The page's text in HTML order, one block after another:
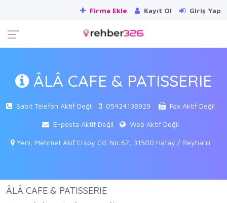
Firma Ekle Kayıt Ol Giriş Yap
ÂLÂ CAFE & PATISSERIE
Sabit Telefon Aktif Değil 05424138929 Fax Aktif Değil
E-posta Aktif Değil Web Aktif Değil
Yeni, Mehmet Akif Ersoy Cd. No:67, 31500 Hatay / Reyhanlı
ÂLÂ CAFE & PATISSERIE